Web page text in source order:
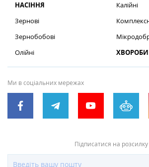
НАСІННЯ
Зернові
Зернобобові
Олійні
Калійні
ХВОРОБИ
Ми в соціальних мережах
Підписатися на розсилку